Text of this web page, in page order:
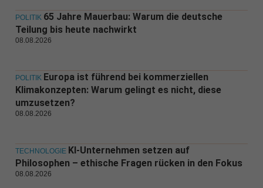
POLITIK 65 Jahre Mauerbau: Warum die deutsche
Teilung bis heute nachwirkt
08.08.2026
POLITIK Europa ist führend bei kommerziellen
Klimakonzepten: Warum gelingt es nicht, diese
umzusetzen?
08.08.2026
TECHNOLOGIE KI-Unternehmen setzen auf
Philosophen – ethische Fragen rücken in den Fokus
08.08.2026